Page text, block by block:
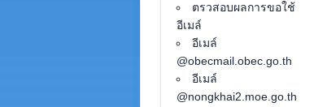
ตรวสอบผลการขอใช้
อีเมล์
อีเมล์
@obecmail.obec.go.th
อีเมล์
@nongkhai2.moe.go.th